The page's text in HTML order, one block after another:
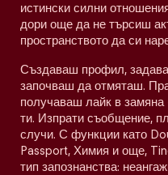
истински силни
дори още да не търсиш
пространството да си
Създаваш профил,
започваш да отмяташ.
получаваш лайк в
ти. Изпрати съобщение,
случи. С функции като
Passport, Химия и още,
тип запознанства: